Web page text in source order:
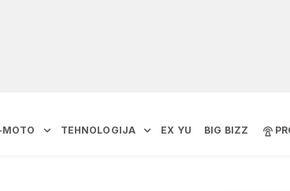
TEHNOLOGIJA EX YU BIG BIZZ